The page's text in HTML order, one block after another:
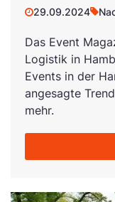
29.09.2024
Das Event
Logistik in
Events in der
angesagte
mehr.